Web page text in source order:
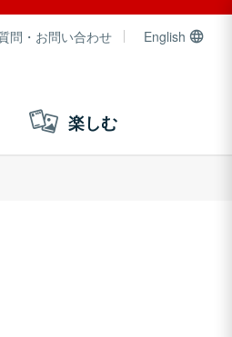
問・お問い合わせ English
楽しむ